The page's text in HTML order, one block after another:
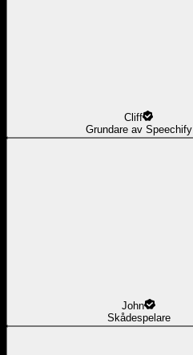
Cliff
Grundare av Speechify
John
Skådespelare